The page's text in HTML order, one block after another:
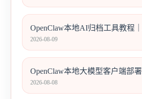
OpenClaw本地AI归档工具教程
2026-08-09
OpenClaw本地大模型客户端部
2026-08-08